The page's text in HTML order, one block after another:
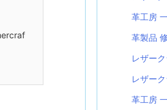
革工房
革製品
レザー
レザー
革工房